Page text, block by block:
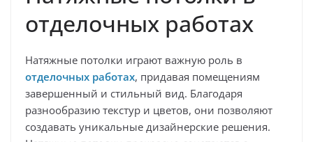
отделочных работах
Натяжные потолки играют важную роль в
отделочных работах, придавая помещениям
завершенный и стильный вид. Благодаря
разнообразию текстур и цветов, они позволяют
создавать уникальные дизайнерские решения.